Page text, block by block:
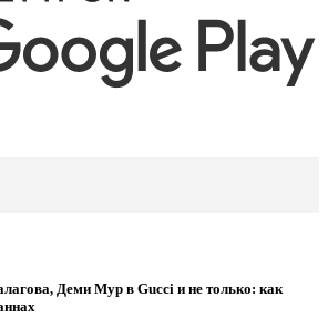
Деми Мур в Gucci и не только: как